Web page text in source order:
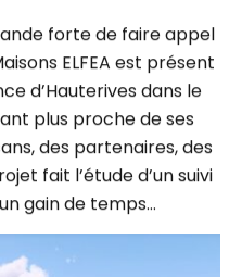
ELFEA est présent
d’Hauterives dans le
plus proche de ses
des partenaires, des
fait l’étude d’un suivi
gain de temps…